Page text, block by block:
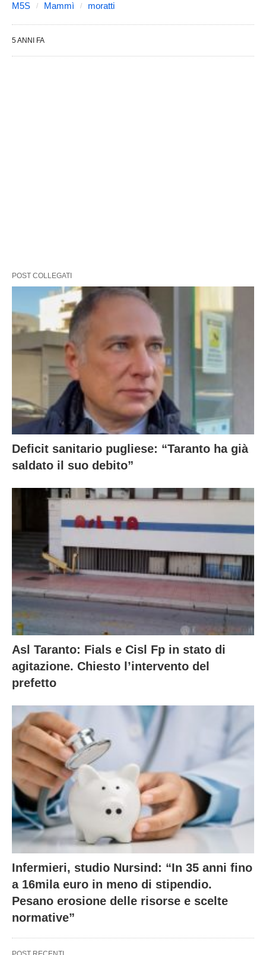
M5S Mammì moratti
5 ANNI FA
POST COLLEGATI
Deficit sanitario pugliese: “Taranto ha già
saldato il suo debito”
Asl Taranto: Fials e Cisl Fp in stato di
agitazione. Chiesto l’intervento del
prefetto
Infermieri, studio Nursind: “In 35 anni fino
a 16mila euro in meno di stipendio.
Pesano erosione delle risorse e scelte
normative”